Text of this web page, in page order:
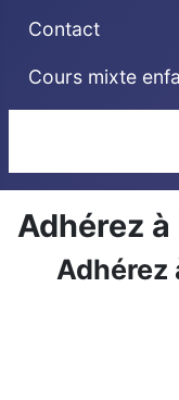
Contact
Cours mixte
Adhérez
Adhérez